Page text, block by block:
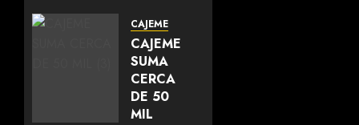
LÍDERES
DEL
SUR DE
SONORA
Y
FORTALECE
CAJEME
CAJEME
SUMA
CERCA
DE 50
MIL